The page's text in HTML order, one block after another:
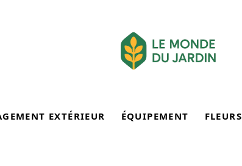
EXTÉRIEUR ÉQUIPEMENT FLEURS